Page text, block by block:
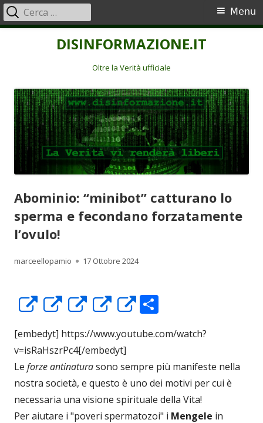
DISINFORMAZIONE.IT
Oltre la Verità ufficiale
Menu
principale
Menu
Ricerca
per:
Abominio: “minibot” catturano lo
sperma e fecondano forzatamente
l’ovulo!
Autore
marceellopamio Pubblicato
17 Ottobre 2024
Apre
una
nuova
finestra
Apre
una
nuova
finestra
Apre
una
nuova
finestra
Apre
una
nuova
finestra
Apre
una
nuova
finestra
n
di
vi
di
[embedyt] https://www.youtube.com/watch?
v=isRaHszrPc4[/embedyt]
Le forze antinaturasono sempre più manifeste nella
nostra società, e questo è uno dei motivi per cui è
necessaria una visione spirituale della Vita!
Per aiutare i "poveri spermatozoi" i Mengele in